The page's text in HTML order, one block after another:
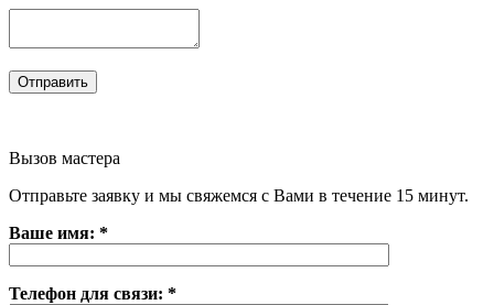
Вызов мастера
Отправьте заявку и мы свяжемся с Вами в течение 15 минут.
Ваше имя: *
Телефон для связи: *